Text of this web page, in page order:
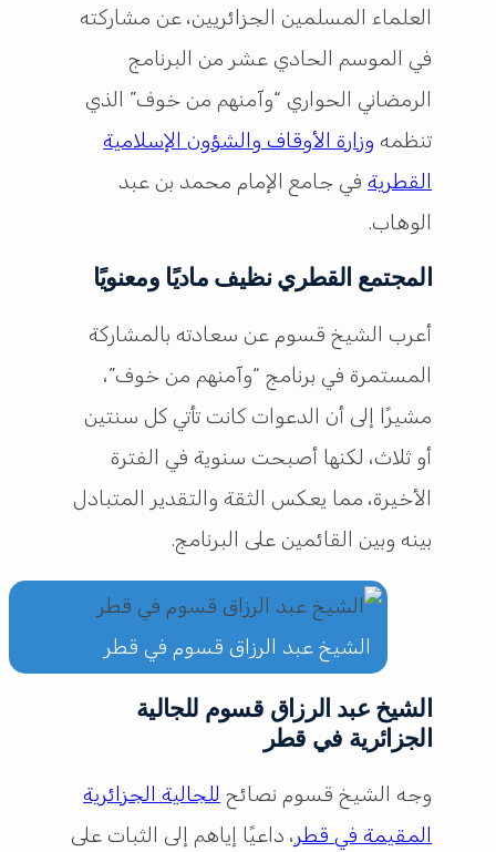
العلماء المسلمين الجزائريين، عن مشاركته
في الموسم الحادي عشر من البرنامج
الرمضاني الحواري “وآمنهم من خوف” الذي
تنظمه وزارة الأوقاف والشؤون الإسلامية
القطريةفي جامع الإمام محمد بن عبد
الوهاب.
المجتمع القطري نظيف ماديًا ومعنويًا
أعرب الشيخ قسوم عن سعادته بالمشاركة
المستمرة في برنامج “وآمنهم من خوف”،
مشيرًا إلى أن الدعوات كانت تأتي كل سنتين
أو ثلاث، لكنها أصبحت سنوية في الفترة
الأخيرة، مما يعكس الثقة والتقدير المتبادل
بينه وبين القائمين على البرنامج.
الشيخ عبد الرزاق قسوم في قطر
الشيخ عبد الرزاق قسوم للجالية
الجزائرية في قطر
وجه الشيخ قسوم نصائح للجالية الجزائرية
المقيمة في قطر ، داعيًا إياهم إلى الثبات على